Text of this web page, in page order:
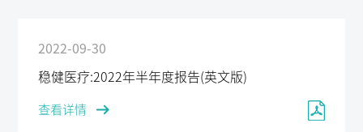
2022-09-30
稳健医疗:2022年半年度报告(英文版)
查看详情